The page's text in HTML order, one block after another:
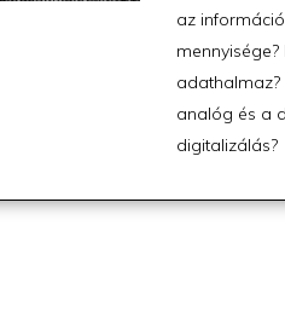
az
adathalmaz?
analóg és a
digitalizálás?